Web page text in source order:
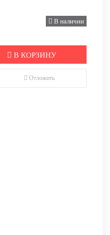
В наличии
В КОРЗИНУ
Отложить